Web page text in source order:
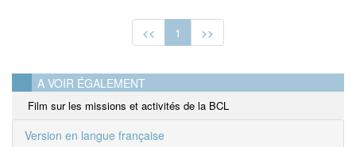
<< 1 >>
A VOIR ÉGALEMENT
Film sur les missions et activités de la BCL
Version en langue française